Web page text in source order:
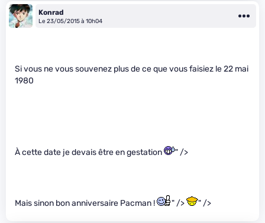
Konrad
Le 23/05/2015 à 10h04
Si vous ne vous souvenez plus de ce que vous faisiez le 22 mai
1980
À cette date je devais être en gestation " />
Mais sinon bon anniversaire Pacman ! " /> " />